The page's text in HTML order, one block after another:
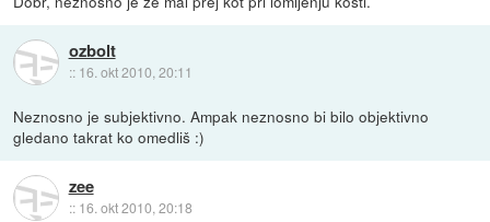
ozbolt
:: 16. okt 2010, 20:11
Neznosno je subjektivno. Ampak neznosno bi bilo objektivno
gledano takrat ko omedliš :)
zee
:: 16. okt 2010, 20:18